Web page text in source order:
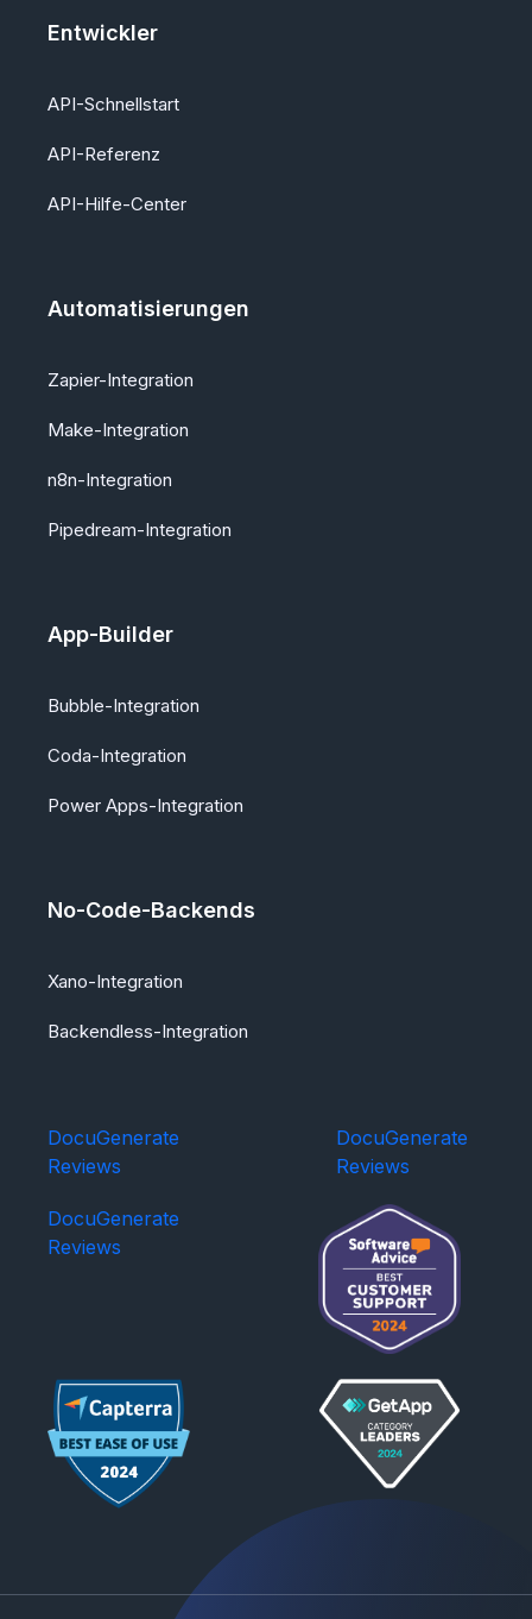
Entwickler
API-Schnellstart
API-Referenz
API-Hilfe-Center
Automatisierungen
Zapier-Integration
Make-Integration
n8n-Integration
Pipedream-Integration
App-Builder
Bubble-Integration
Coda-Integration
Power Apps-Integration
No-Code-Backends
Xano-Integration
Backendless-Integration
DocuGenerate
Reviews
DocuGenerate
Reviews
DocuGenerate
Reviews